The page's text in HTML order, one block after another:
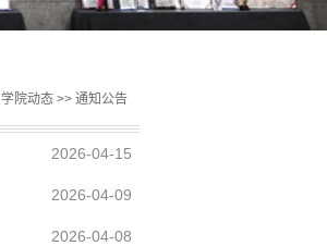
学院动态 >> 通知公告
2026-04-15
2026-04-09
2026-04-08